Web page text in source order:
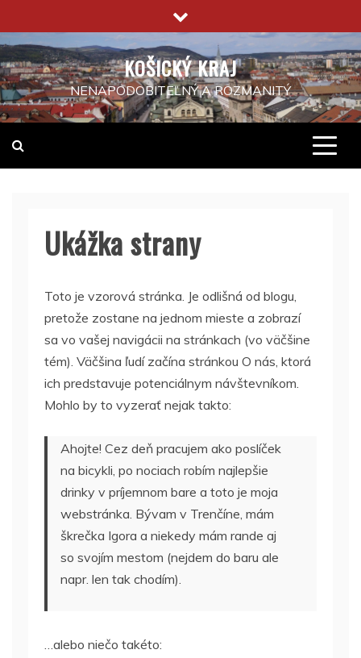
to
content
KOŠICKÝ KRAJ
NENAPODOBITEĽNÝ A ROZMANITÝ
Ukážka strany
Toto je vzorová stránka. Je odlišná od blogu,
pretože zostane na jednom mieste a zobrazí
sa vo vašej navigácii na stránkach (vo väčšine
tém). Väčšina ľudí začína stránkou O nás, ktorá
ich predstavuje potenciálnym návštevníkom.
Mohlo by to vyzerať nejak takto:
Ahojte! Cez deň pracujem ako poslíček
na bicykli, po nociach robím najlepšie
drinky v príjemnom bare a toto je moja
webstránka. Bývam v Trenčíne, mám
škrečka Igora a niekedy mám rande aj
so svojím mestom (nejdem do baru ale
napr. len tak chodím).
…alebo niečo takéto: